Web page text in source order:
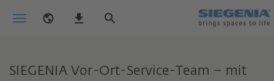
SIEGENIA Vor-Ort-Service-Team – mit